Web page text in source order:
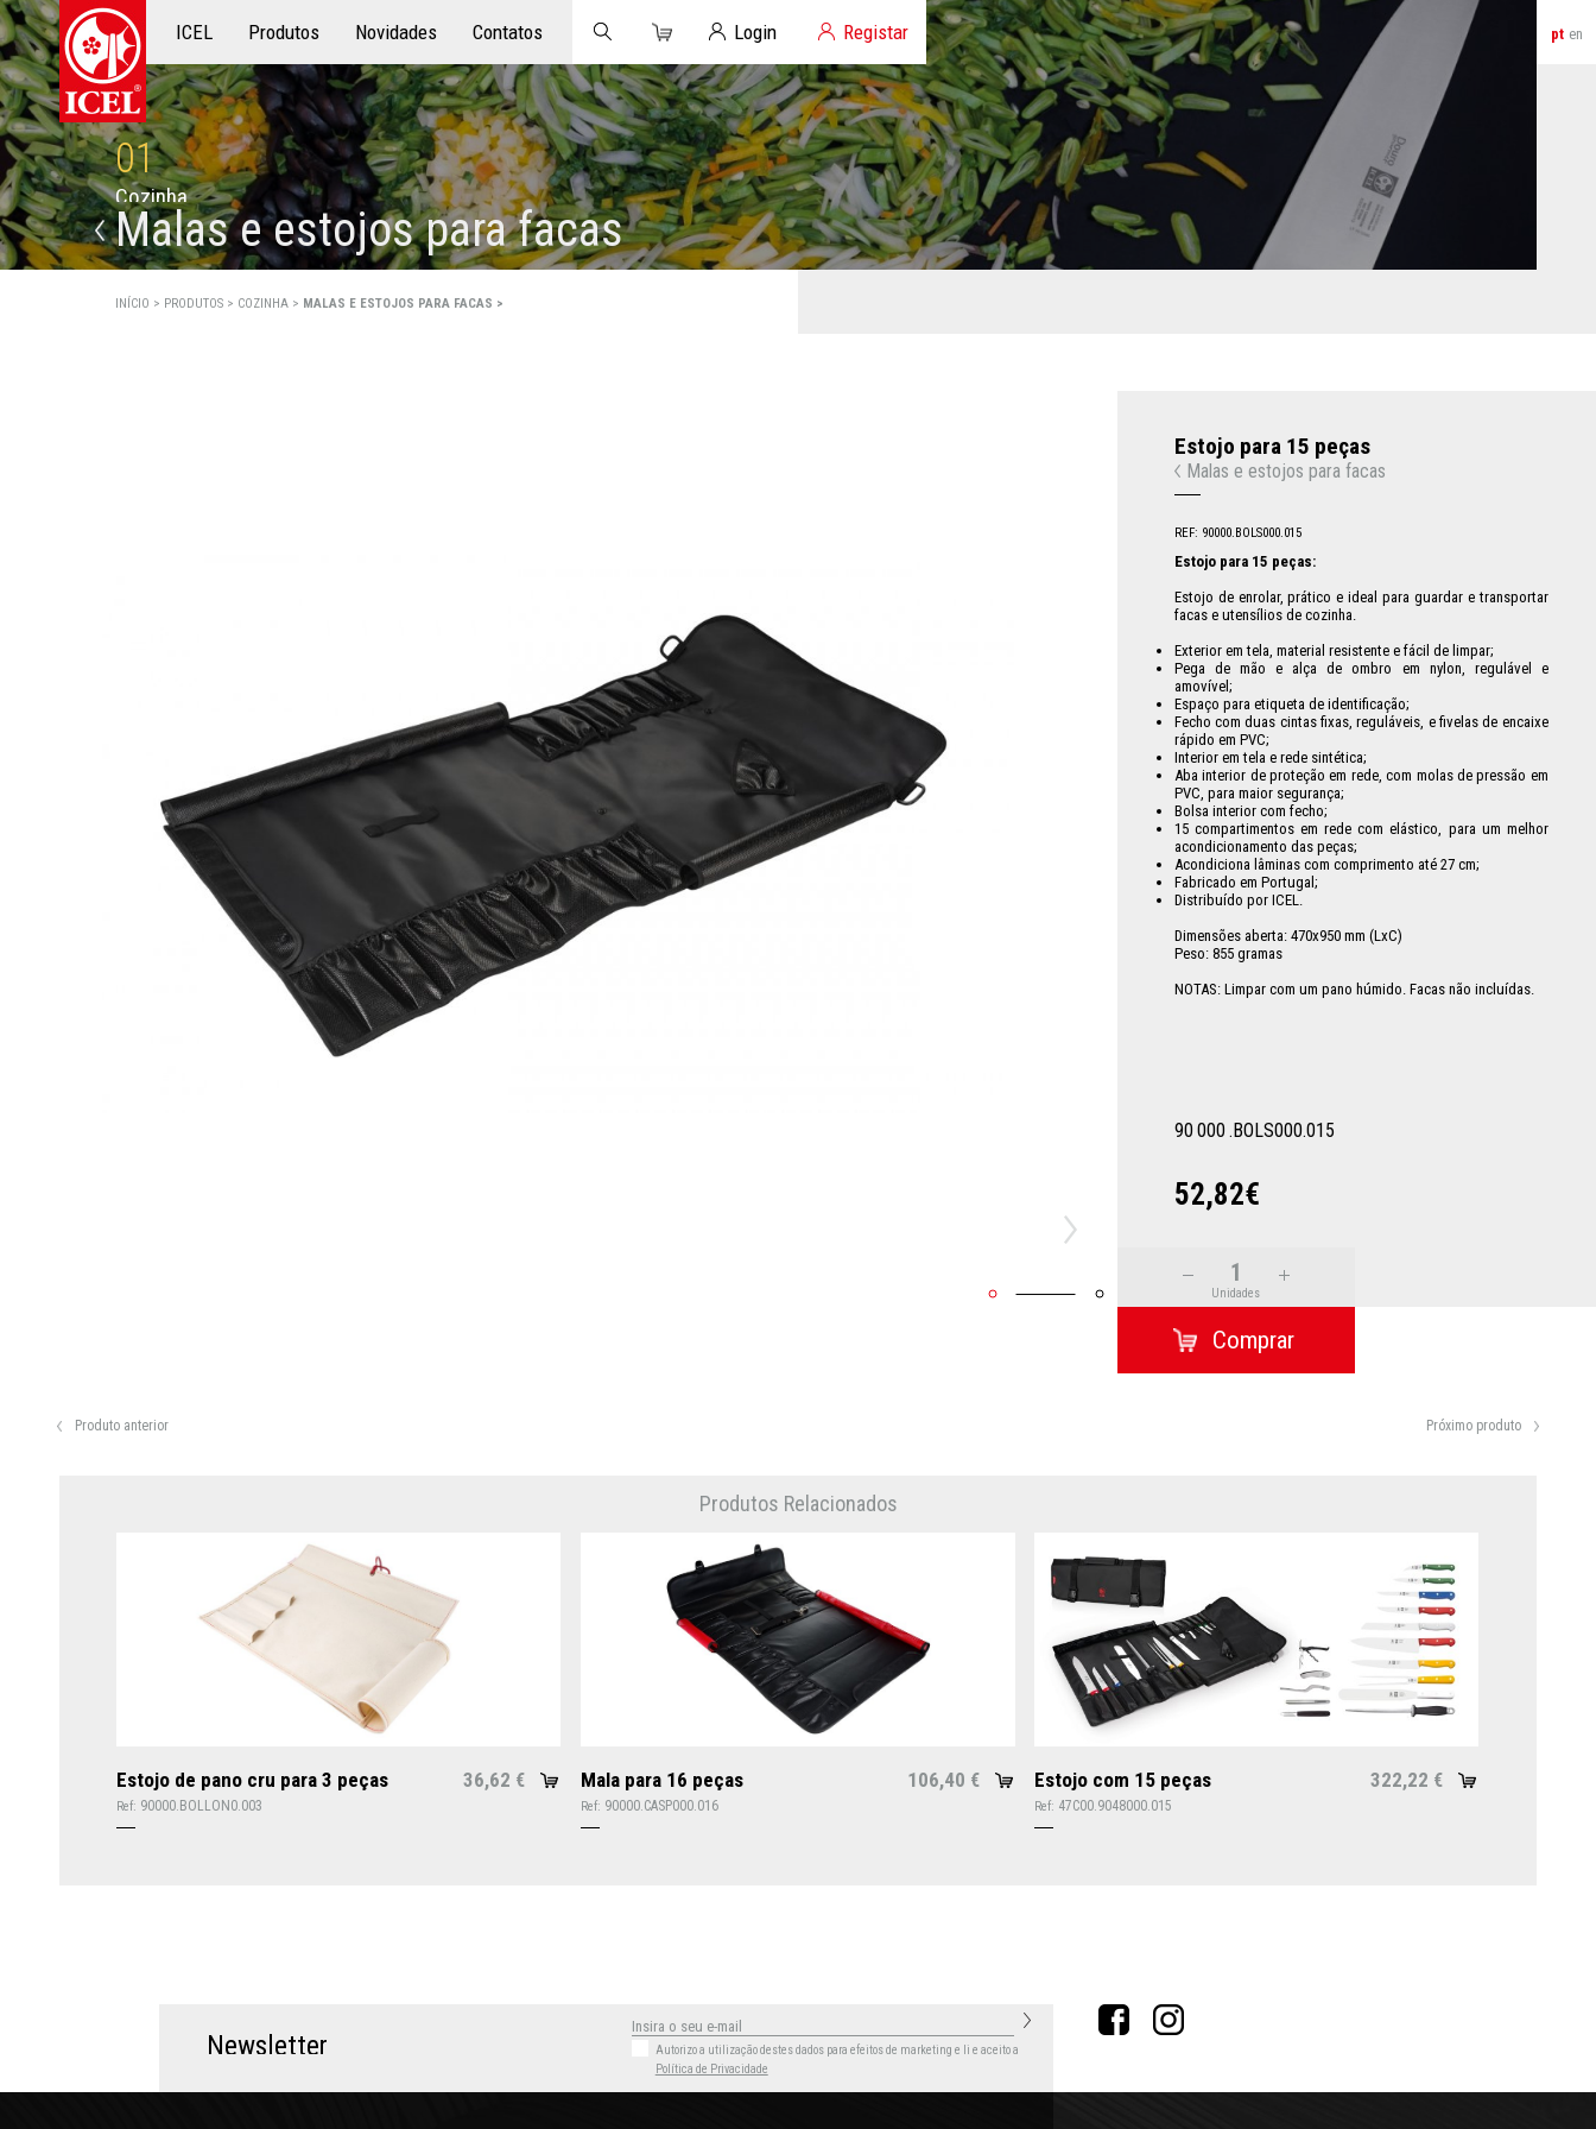
pt en
Produtos
ICEL Produtos Novidades Contatos CarrinhoLogin Login de Clientes
Registar
01
Cozinha
Malas e estojos para facas
INÍCIO > PRODUTOS > COZINHA > MALAS E ESTOJOS PARA FACAS >
Produto anterior
Estojo para 15 peças
Malas e estojos para facas
REF: 90000.BOLS000.015
Estojo para 15 peças:
Estojo de enrolar, prático e ideal para guardar e transportar
facas e utensílios de cozinha.
Exterior em tela, material resistente e fácil de limpar;
Pega de mão e alça de ombro em nylon, regulável e
amovível;
Espaço para etiqueta de identificação;
Fecho com duas cintas fixas, reguláveis, e fivelas de encaixe
rápido em PVC;
Interior em tela e rede sintética;
Aba interior de proteção em rede, com molas de pressão em
PVC, para maior segurança;
Bolsa interior com fecho;
15 compartimentos em rede com elástico, para um melhor
acondicionamento das peças;
Acondiciona lâminas com comprimento até 27 cm;
Fabricado em Portugal;
Distribuído por ICEL.
Dimensões aberta: 470x950 mm (LxC)
Peso: 855 gramas
NOTAS: Limpar com um pano húmido. Facas não incluídas.
90 000 .BOLS000.015
52,82€
Unidades
Próximo produto
Produtos Relacionados
Estojo de pano cru para 3 peças 36,62 €
Ref: 90000.BOLLON0.003
Mala para 16 peças 106,40 €
Ref: 90000.CASP000.016
Estojo com 15 peças 322,22 €
Ref: 47C00.9048000.015
Newsletter Autorizo a utilização destes dados para efeitos de marketing e li e aceito a
Política de Privacidade